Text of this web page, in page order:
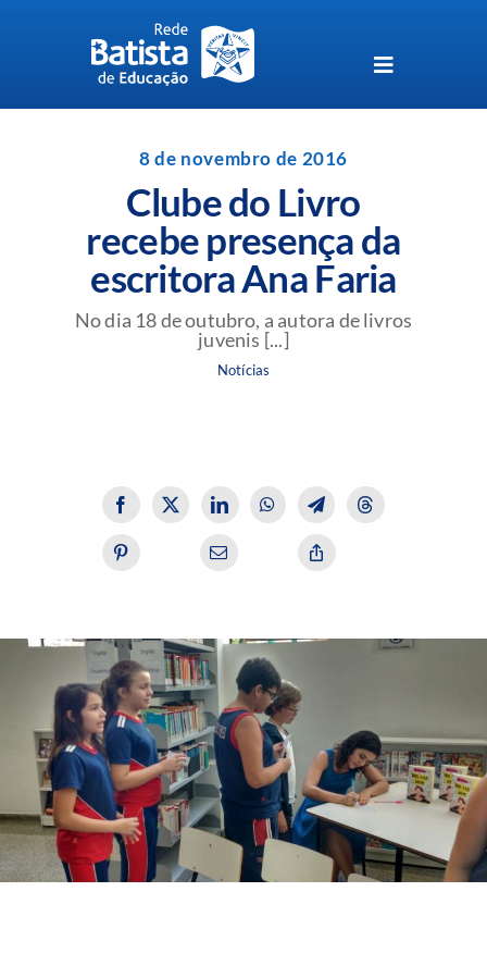
Toggle
Navigation
Perguntas Frequentes
Blog da Rede Batista
8 de novembro de 2016
Clube do Livro
recebe presença da
escritora Ana Faria
No dia 18 de outubro, a autora de livros
juvenis [...]
Notícias